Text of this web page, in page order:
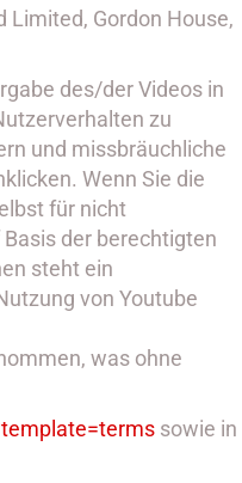
Limited, Gordon House,
des/der Videos in
zu
und missbräuchliche
Wenn Sie die
für nicht
der berechtigten
steht ein
von Youtube
was ohne
sowie in